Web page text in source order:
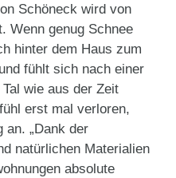
Schöneck wird von
Wenn genug Schnee
hinter dem Haus zum
fühlt sich nach einer
wie aus der Zeit
erst mal verloren,
an. „Dank der
natürlichen Materialien
absolute